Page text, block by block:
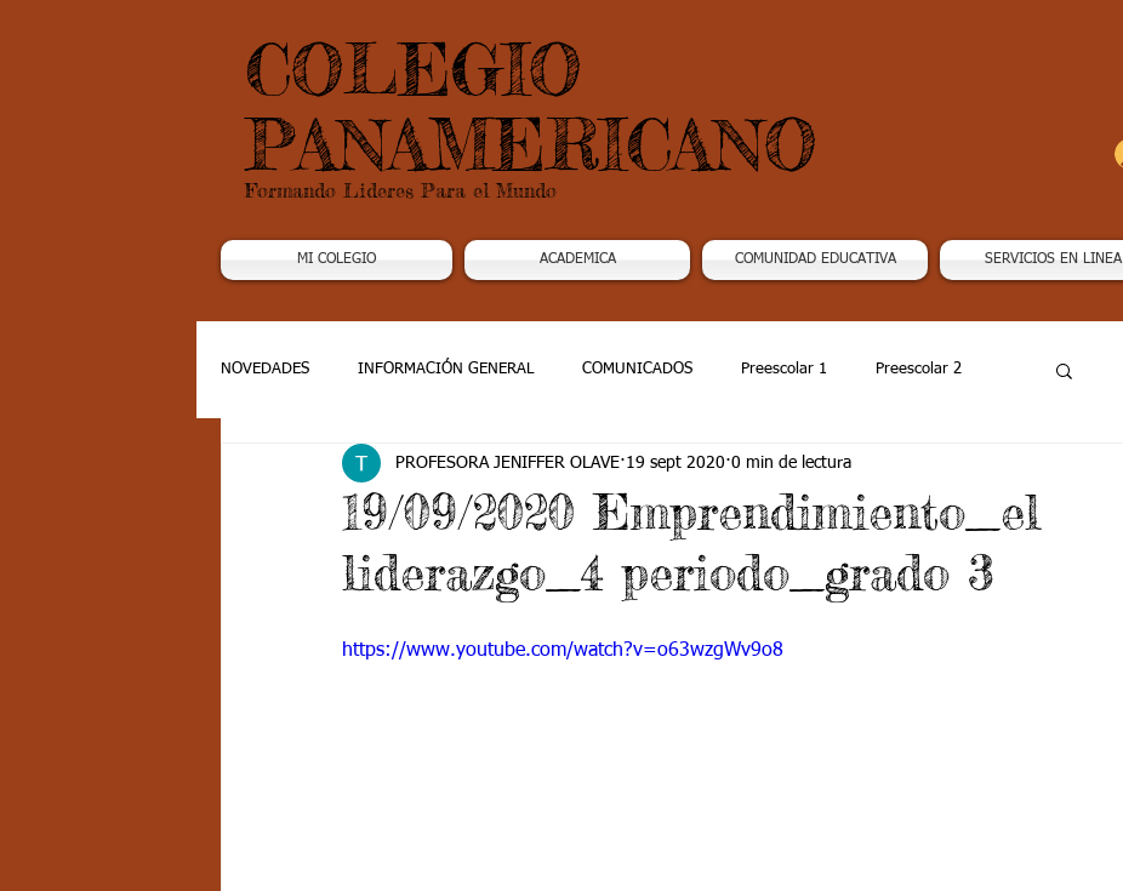
COLEGIO
PANAMERICANO
Formando Lideres Para el Mundo
MI COLEGIO ACADEMICA COMUNIDAD EDUCATIVA SERVICIOS EN LINEA
NOVEDADES INFORMACIÓN GENERAL COMUNICADOS Preescolar 1 Preescolar 2
Grado 2 Grado 3 Grado 4 Grado 5 Grado 6
Grado 8 Grado 9 Grado 10 Grado 11
PSICOLOGÍA INSTITUCIONAL DEPORTES Jardín-2020 Transición-2020
19/09/2020 Emprendimiento_el
liderazgo_4 periodo_grado 3
PROFESORA JENIFFER OLAVE 19 sept 2020 0 min de lectura
https://www.youtube.com/watch?v=o63wzgWv9o8